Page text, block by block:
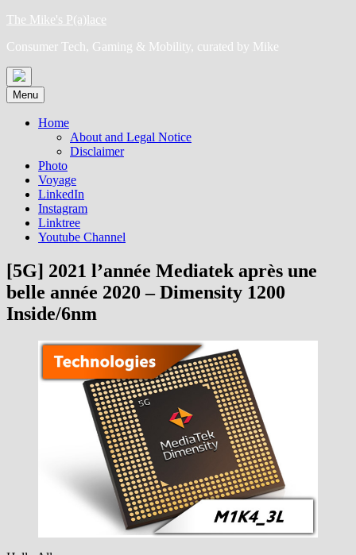
Skip
content
The Mike's P(a)lace
Consumer Tech, Gaming & Mobility, curated by Mike
Menu
Home
About and Legal Notice
Disclaimer
Photo
Voyage
LinkedIn
Instagram
Linktree
Youtube Channel
[5G] 2021 l’année Mediatek après une
belle année 2020 – Dimensity 1200
Inside/6nm